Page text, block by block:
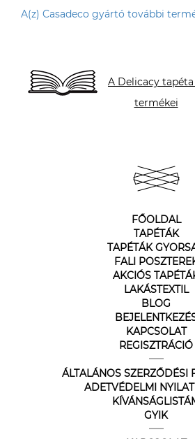
A(z) Casadeco gyártó további
A Delicacy
termékei
FŐOLDAL
TAPÉTÁK
TAPÉTÁK
FALI
AKCIÓS
LAKÁSTEXTIL
BLOG
KAPCSOLAT
REGISZTRÁCIÓ
ÁLTALÁNOS SZERZŐDÉSI
ADETVÉDELMI
GYIK